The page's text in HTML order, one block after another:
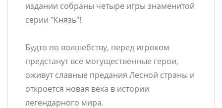
издании собраны четыре игры знаменитой
серии "Князь"!
Будто по волшебству, перед игроком
предстанут все могущественные герои,
оживут славные предания Лесной страны и
откроется новая веха в истории
легендарного мира.